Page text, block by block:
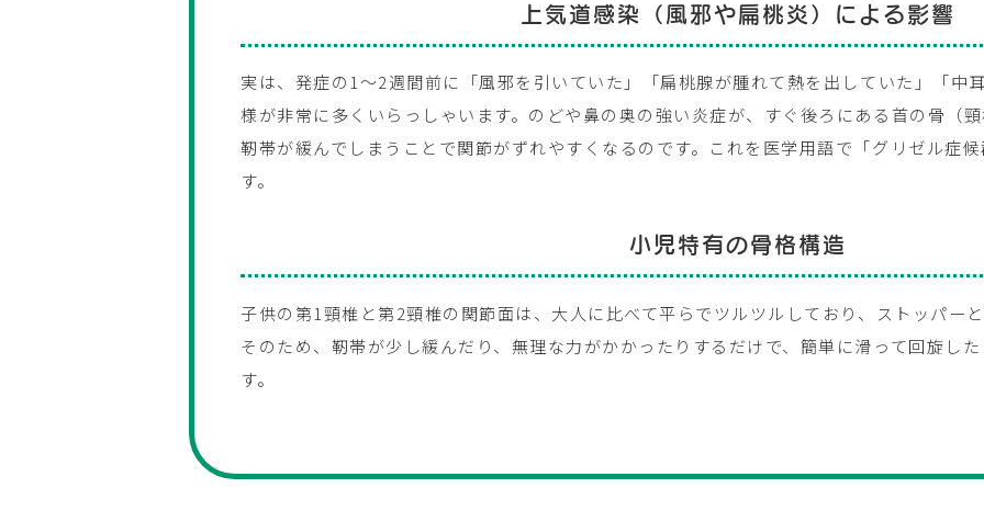
上気道感染（風邪や扁桃炎）による影響
実は、発症の1〜2週間前に「風邪を引いていた」「扁桃腺が腫れて熱を出していた」「中
様が非常に多くいらっしゃいます。のどや鼻の奥の強い炎症が、すぐ後ろにある首の骨（
靭帯が緩んでしまうことで関節がずれやすくなるのです。これを医学用語で「グリゼル症
す。
小児特有の骨格構造
子供の第1頸椎と第2頸椎の関節面は、大人に比べて平らでツルツルしており、ストッパー
そのため、靭帯が少し緩んだり、無理な力がかかったりするだけで、簡単に滑って回旋し
す。